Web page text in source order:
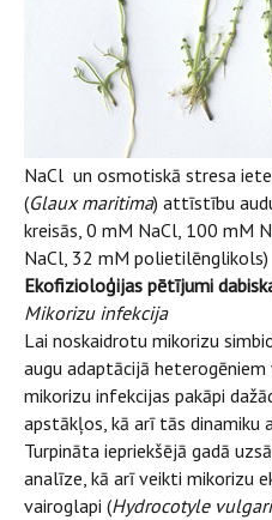
NaCl un osmotiskā stresa
(Glaux maritima) attīstību
kreisās, 0 mM NaCl, 100 mM
NaCl, 32 mM polietilēnglikols)
Ekofizioloģijas pētījumi
Mikorizu infekcija
Lai noskaidrotu mikorizu
augu adaptācijā
mikorizu infekcijas pakāpi
apstākļos, kā arī tās dinamiku
Turpināta iepriekšējā gadā
analīze, kā arī veikti mikorizu
vairoglapi (Hydrocotyle